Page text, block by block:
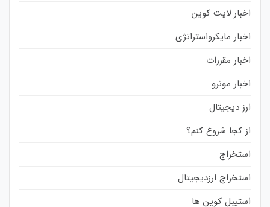
اخبار لایت کوین
اخبار مایکرواستراتژی
اخبار مقررات
اخبار مونرو
ارز دیجیتال
از کجا شروع کنم؟
استخراج
استخراج ارزدیجیتال
استیبل کوین ها